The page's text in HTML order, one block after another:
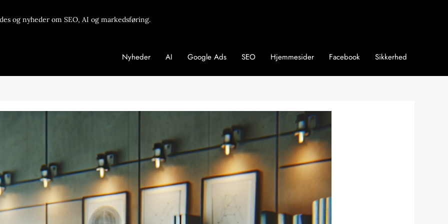
og nyheder om SEO, AI og markedsføring.
Nyheder AI Google Ads SEO Hjemmesider Facebook Sikkerhed